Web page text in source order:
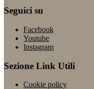
Seguici su
Facebook
Youtube
Instagram
Sezione Link Utili
Cookie policy